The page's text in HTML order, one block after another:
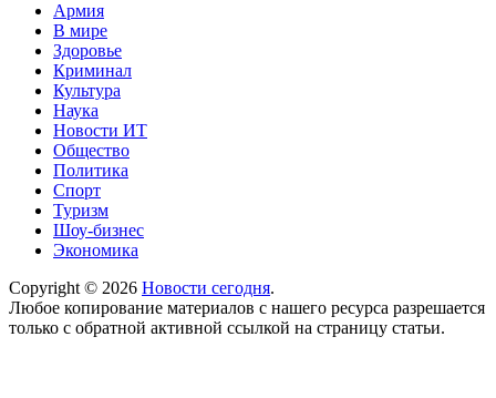
Армия
В мире
Здоровье
Криминал
Культура
Наука
Новости ИТ
Общество
Политика
Спорт
Туризм
Шоу-бизнес
Экономика
Copyright © 2026 Новости сегодня.
Любое копирование материалов с нашего ресурса разрешается
только с обратной активной ссылкой на страницу статьи.